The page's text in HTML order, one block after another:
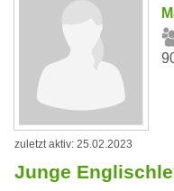
zuletzt aktiv: 25.02.2023
Junge